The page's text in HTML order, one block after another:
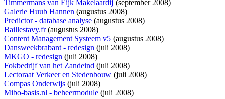
Timmermans van Eijk Makelaardij (september 2008)
Galerie Huub Hannen (augustus 2008)
Predictor - database analyse (augustus 2008)
Baillestavy.fr(augustus 2008)
Content Management Systeem v5 (augustus 2008)
Dansweekbrabant - redesign (juli 2008)
MKGO - redesign (juli 2008)
Fokbedrijf van het Zandeind (juli 2008)
Lectoraat Verkeer en Stedenbouw (juli 2008)
Compas Onderwijs (juli 2008)
Mibo-basis.nl - beheermodule (juli 2008)